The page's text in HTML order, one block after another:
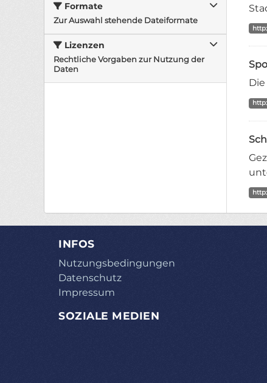
Formate
Zur Auswahl stehende Dateiformate
Lizenzen
Rechtliche Vorgaben zur Nutzung der
Daten
INFOS
Nutzungsbedingungen
Datenschutz
Impressum
SOZIALE MEDIEN